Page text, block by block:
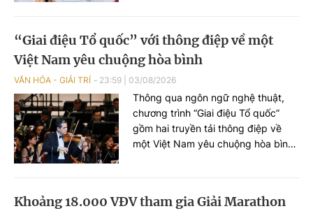
vậy, những giải đấu thể thao hứa
hẹn sẽ thu hút lượng lớn du khách.
“Giai điệu Tổ quốc” với thông điệp về một
Việt Nam yêu chuộng hòa bình
VĂN HÓA - GIẢI TRÍ 23:59 03/08/2026
Thông qua ngôn ngữ nghệ thuật,
chương trình “Giai điệu Tổ quốc”
gồm hai truyền tải thông điệp về
một Việt Nam yêu chuộng hòa bình,
Khoảng 18.000 VĐV tham gia Giải Marathon